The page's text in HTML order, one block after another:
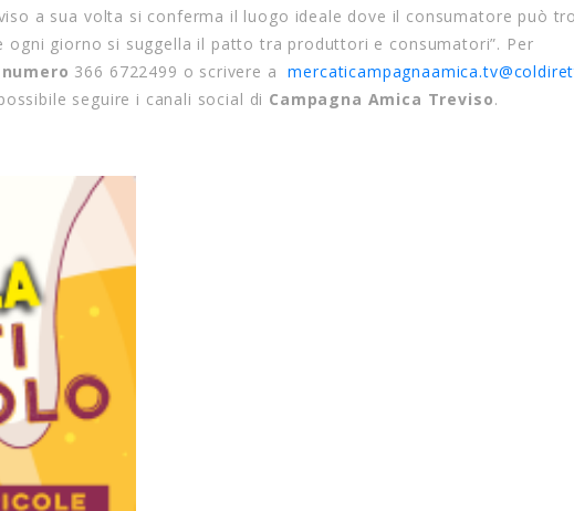
a sua volta si conferma il luogo ideale dove il consumatore può
ogni giorno si suggella il patto tra produttori e consumatori”. Per
366 6722499 o scrivere amercaticampagnaamica.tv@
seguire i canali social di Campagna Amica Treviso.